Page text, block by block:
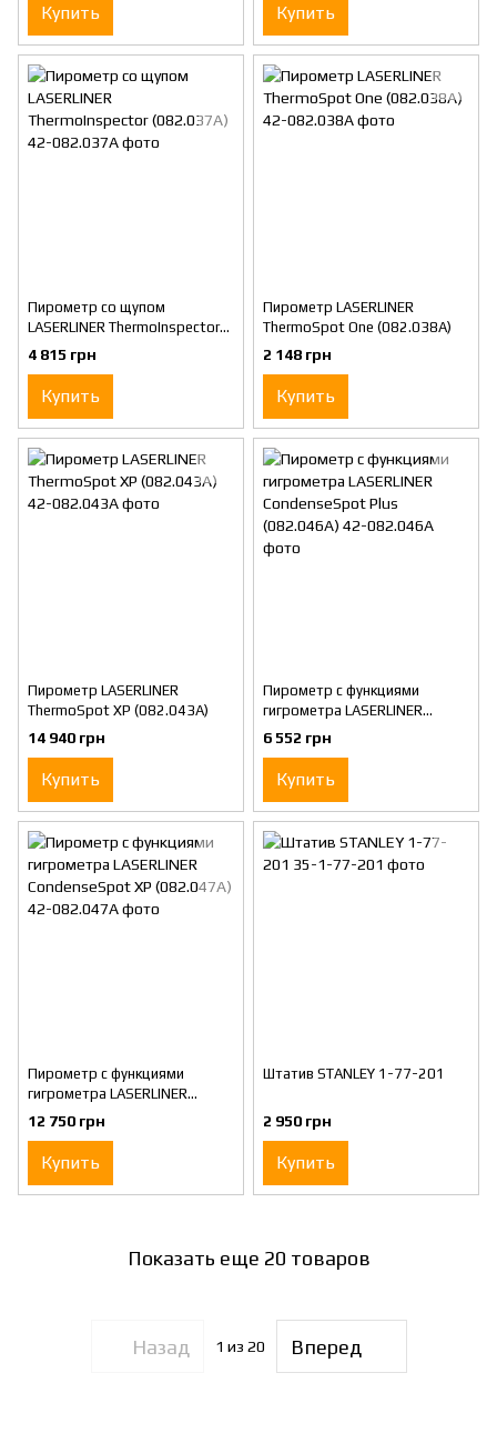
Купить Купить
Пирометр со щупом
LASERLINER ThermoInspector
(082.037A)
4 815 грн
Купить
Пирометр LASERLINER
ThermoSpot One (082.038A)
2 148 грн
Купить
Пирометр LASERLINER
ThermoSpot XP (082.043A)
14 940 грн
Купить
Пирометр с функциями
гигрометра LASERLINER
CondenseSpot Plus (082.046A)
6 552 грн
Купить
Пирометр с функциями
гигрометра LASERLINER
CondenseSpot XP (082.047A)
12 750 грн
Купить
Штатив STANLEY 1-77-201
2 950 грн
Купить
Показать еще 20 товаров
Назад 1 из 20 Вперед